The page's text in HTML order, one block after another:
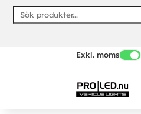
Skip
Exkl. moms